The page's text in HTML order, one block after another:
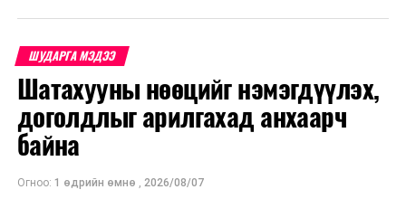
Ерөнхийлөгч У.Хүрэлсүх хошууч генерал Б.Эрдэнэбатыг
хүлээн авч уулзлаа
ШУДАРГА МЭДЭЭ
Шатахууны нөөцийг нэмэгдүүлэх,
доголдлыг арилгахад анхаарч
байна
Огноо: 1 өдрийн өмнө , 2026/08/07